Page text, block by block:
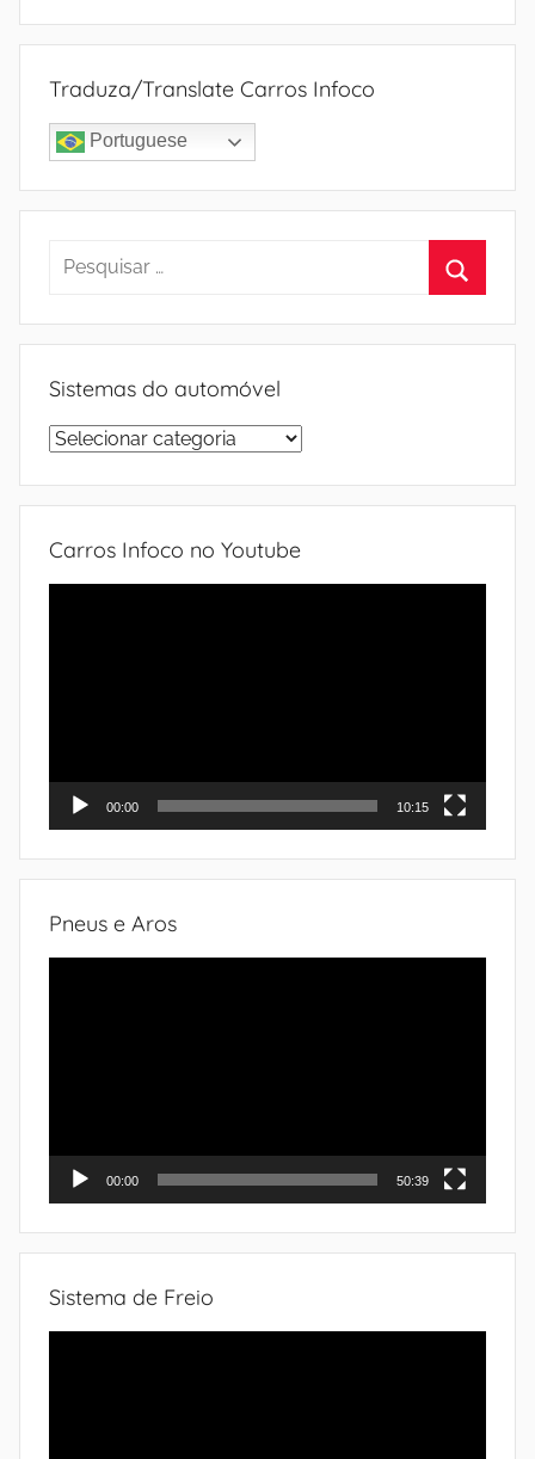
Traduza/Translate Carros Infoco
Portuguese
Pesquisar
Sistemas do automóvel
Sistemas
automóvel
Carros Infoco no Youtube
00:00 10:15
Pneus e Aros
00:00 50:39
Sistema de Freio